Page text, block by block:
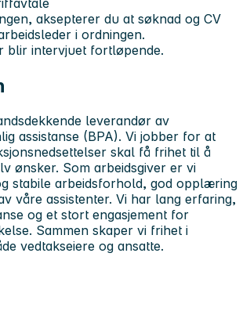
aksepterer du at søknad og CV
i ordningen.
blir intervjuet fortløpende.
leverandør av
assistanse (BPA). Vi jobber for at
skal få frihet til å
ønsker. Som arbeidsgiver er vi
stabile arbeidsforhold, god opplæring
våre assistenter. Vi har lang erfaring,
og et stort engasjement for
Sammen skaper vi frihet i
vedtakseiere og ansatte.